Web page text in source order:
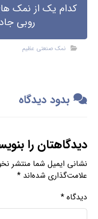
کدام یک از نمک
روبی
نمک صنعتی عظیم
بدود دیدگاه
دیدگاهتان را
نشانی ایمیل شما منتشر
علامت‌گذاری شده‌اند*
دیدگاه*